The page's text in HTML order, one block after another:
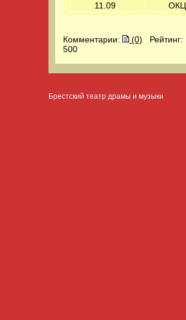
11.09 ОКЦ
Комментарии: (0) Рейтинг:
500
Брестский театр драмы и музыки